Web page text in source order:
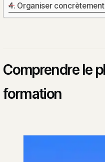
Organiser
Comprendre le
formation